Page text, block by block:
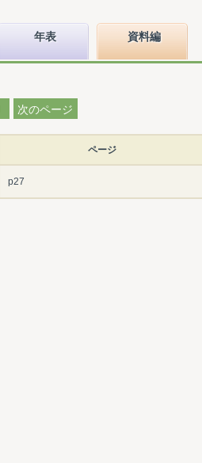
年表 資料編
次のページ
ページ
p27